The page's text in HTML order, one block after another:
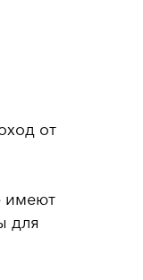
от
имеют
для